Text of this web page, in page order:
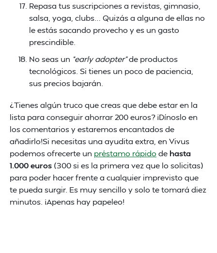
Repasa tus suscripciones a revistas, gimnasio,
salsa, yoga, clubs… Quizás a alguna de ellas no
le estás sacando provecho y es un gasto
prescindible.
No seas un “early adopter”de productos
tecnológicos. Si tienes un poco de paciencia,
sus precios bajarán.
¿Tienes algún truco que creas que debe estar en la
lista para conseguir ahorrar 200 euros? ¡Dínoslo en
los comentarios y estaremos encantados de
añadirlo!Si necesitas una ayudita extra, en Vivus
podemos ofrecerte un préstamo rápido de hasta
1.000 euros (300 si es la primera vez que lo solicitas)
para poder hacer frente a cualquier imprevisto que
te pueda surgir. Es muy sencillo y solo te tomará diez
minutos. ¡Apenas hay papeleo!